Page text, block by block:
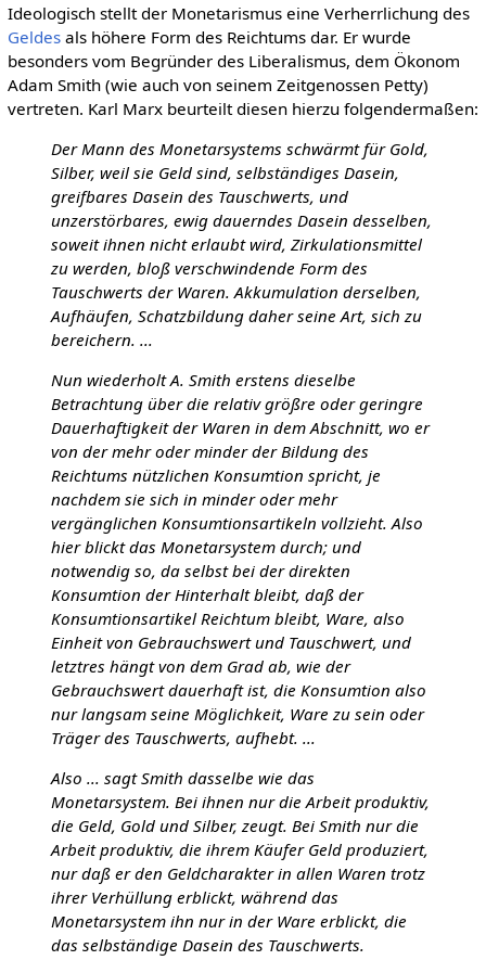
Ideologisch stellt der Monetarismus eine Verherrlichung des
Geldesals höhere Form des Reichtums dar. Er wurde
besonders vom Begründer des Liberalismus, dem Ökonom
Adam Smith (wie auch von seinem Zeitgenossen Petty)
vertreten. Karl Marx beurteilt diesen hierzu folgendermaßen:
Der Mann des Monetarsystems schwärmt für Gold,
Silber, weil sie Geld sind, selbständiges Dasein,
greifbares Dasein des Tauschwerts, und
unzerstörbares, ewig dauerndes Dasein desselben,
soweit ihnen nicht erlaubt wird, Zirkulationsmittel
zu werden, bloß verschwindende Form des
Tauschwerts der Waren. Akkumulation derselben,
Aufhäufen, Schatzbildung daher seine Art, sich zu
bereichern. ...
Nun wiederholt A. Smith erstens dieselbe
Betrachtung über die relativ größre oder geringre
Dauerhaftigkeit der Waren in dem Abschnitt, wo er
von der mehr oder minder der Bildung des
Reichtums nützlichen Konsumtion spricht, je
nachdem sie sich in minder oder mehr
vergänglichen Konsumtionsartikeln vollzieht. Also
hier blickt das Monetarsystem durch; und
notwendig so, da selbst bei der direkten
Konsumtion der Hinterhalt bleibt, daß der
Konsumtionsartikel Reichtum bleibt, Ware, also
Einheit von Gebrauchswert und Tauschwert, und
letztres hängt von dem Grad ab, wie der
Gebrauchswert dauerhaft ist, die Konsumtion also
nur langsam seine Möglichkeit, Ware zu sein oder
Träger des Tauschwerts, aufhebt. ...
Also ... sagt Smith dasselbe wie das
Monetarsystem. Bei ihnen nur die Arbeit produktiv,
die Geld, Gold und Silber, zeugt. Bei Smith nur die
Arbeit produktiv, die ihrem Käufer Geld produziert,
nur daß er den Geldcharakter in allen Waren trotz
ihrer Verhüllung erblickt, während das
Monetarsystem ihn nur in der Ware erblickt, die
das selbständige Dasein des Tauschwerts.